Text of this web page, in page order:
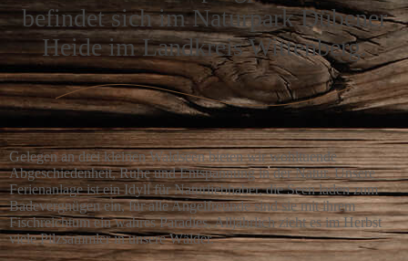
befindet sich im Naturpark Dübener
Heide im Landkreis Wittenberg.
Gelegen an drei kleinen Waldseen bieten wir wohltuende
Abgeschiedenheit, Ruhe und Entspannung in der Natur. Unsere
Ferienanlage ist ein Idyll für Naturliebhaber, die Seen laden zum
Badevergnügen ein, für alle Angelfreunde sind sie mit ihrem
Fischreichtum ein wahres Paradies. Alljährlich zieht es im Herbst
viele Pilzsammler in unsere Wälder.